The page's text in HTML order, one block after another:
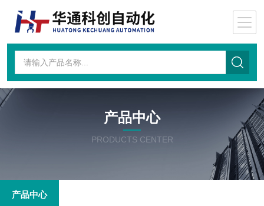
产品中心
PRODUCTS CENTER
产品中心